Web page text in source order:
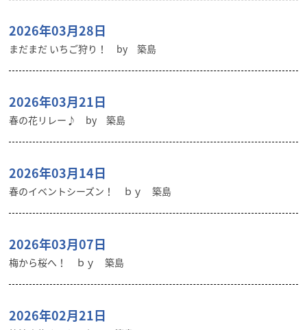
2026年03月28日
まだまだ いちご狩り！ by 築島
2026年03月21日
春の花リレー♪ by 築島
2026年03月14日
春のイベントシーズン！ ｂｙ 築島
2026年03月07日
梅から桜へ！ ｂｙ 築島
2026年02月21日